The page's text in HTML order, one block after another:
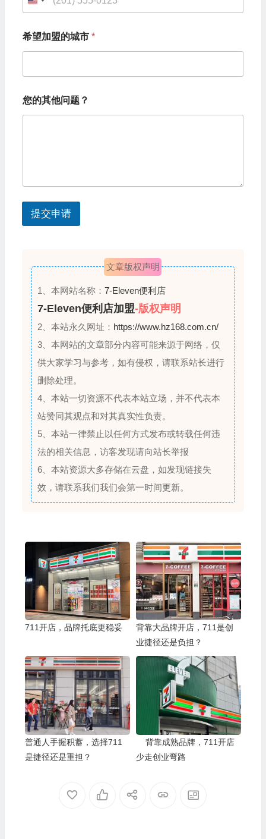
电
话
您
电
U
i
e
d
S
e
s
+
希望加盟的城市 *
您的其他问题？
提交申请
文章版权声明
1、本网站名称： 7-Eleven便利店
7-Eleven便利店加盟-版权声明
2、本站永久网址： https://www.hz168.com.cn/
3、本网站的文章部分内容可能来源于网络，仅
供大家学习与参考，如有侵权，请联系站长进行
删除处理。
4、本站一切资源不代表本站立场，并不代表本
站赞同其观点和对其真实性负责。
5、本站一律禁止以任何方式发布或转载任何违
法的相关信息，访客发现请向站长举报
6、本站资源大多存储在云盘，如发现链接失
效，请联系我们我们会第一时间更新。
711开店，品牌托底更稳妥
背靠大品牌开店，711是创
业捷径还是负担？
普通人手握积蓄，选择711
是捷径还是重担？
背靠成熟品牌，711开店
少走创业弯路